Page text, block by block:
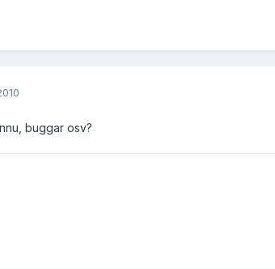
buggar osv?